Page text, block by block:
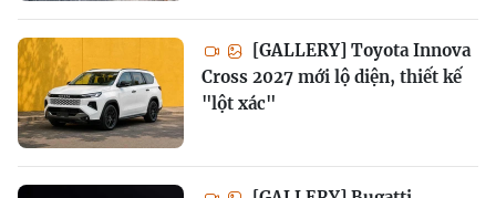
[GALLERY] Toyota Innova
Cross 2027 mới lộ diện, thiết kế
"lột xác"